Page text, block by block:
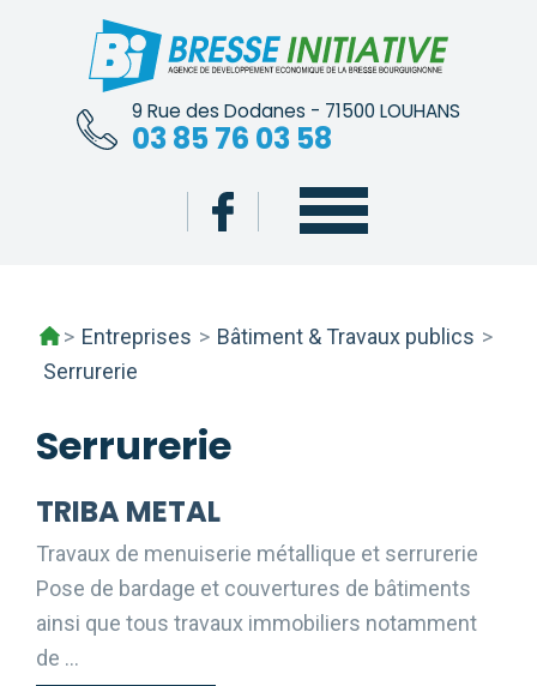
9 Rue des Dodanes - 71500 LOUHANS
03 85 76 03 58
> Entreprises > Bâtiment & Travaux publics >
Serrurerie
Serrurerie
TRIBA METAL
Travaux de menuiserie métallique et serrurerie
Pose de bardage et couvertures de bâtiments
ainsi que tous travaux immobiliers notamment
de …